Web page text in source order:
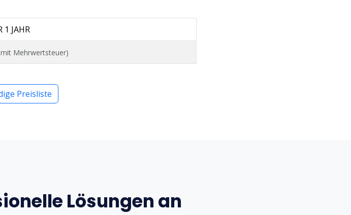
1 JAHR
mit Mehrwertsteuer)
Preisliste
Lösungen an